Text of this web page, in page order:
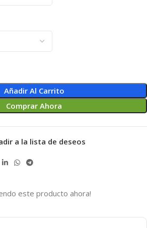
Añadir Al Carrito
Comprar Ahora
a la lista de deseos
este producto ahora!